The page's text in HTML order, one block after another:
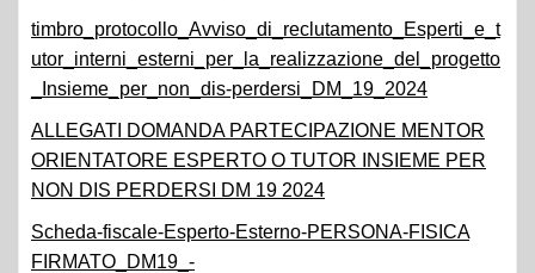
timbro_protocollo_Avviso_di_reclutamento_Esperti_e_t
utor_interni_esterni_per_la_realizzazione_del_progetto
_Insieme_per_non_dis-perdersi_DM_19_2024
ALLEGATI DOMANDA PARTECIPAZIONE MENTOR
ORIENTATORE ESPERTO O TUTOR INSIEME PER
NON DIS PERDERSI DM 19 2024
Scheda-fiscale-Esperto-Esterno-PERSONA-FISICA
FIRMATO_DM19_-